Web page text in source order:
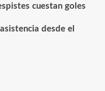
cuestan goles
desde el